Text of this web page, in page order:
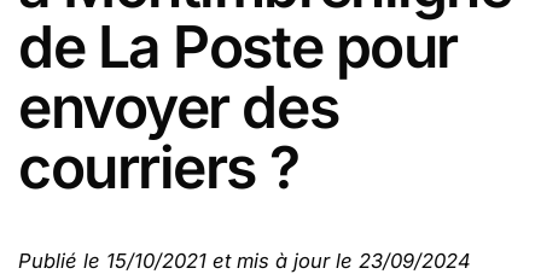
de La Poste pour
envoyer des
courriers ?
Publié le 15/10/2021 et mis à jour le 23/09/2024